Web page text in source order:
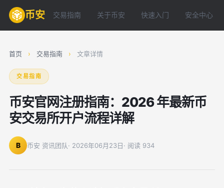
币安 交易指南 关于币安 快速入门 安全中心
首页 › 交易指南 › 文章详情
交易指南
币安官网注册指南：2026 年最新币
安交易所开户流程详解
B 币安 资讯团队· 2026年06月23日· 阅读 934